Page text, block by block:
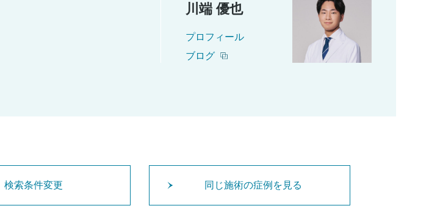
川端 優也
プロフィール
ブログ
検索条件変更 同じ施術の症例を見る